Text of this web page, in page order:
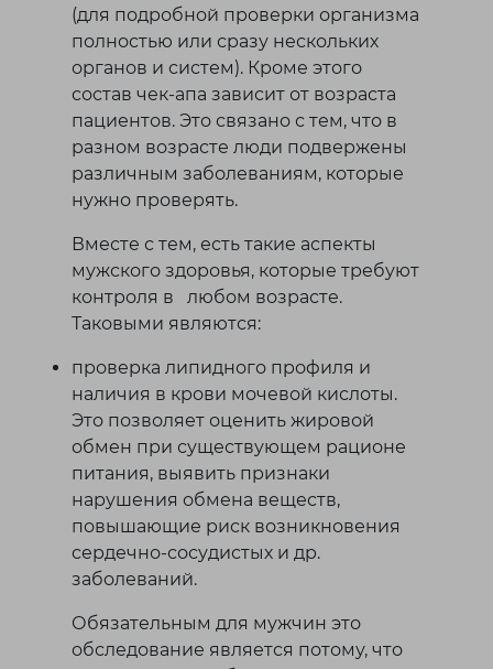
(для подробной проверки организма
полностью или сразу нескольких
органов и систем). Кроме этого
состав чек-апа зависит от возраста
пациентов. Это связано с тем, что в
разном возрасте люди подвержены
различным заболеваниям, которые
нужно проверять.
Вместе с тем, есть такие аспекты
мужского здоровья, которые требуют
контроля в любом возрасте.
Таковыми являются:
проверка липидного профиля и
наличия в крови мочевой кислоты.
Это позволяет оценить жировой
обмен при существующем рационе
питания, выявить признаки
нарушения обмена веществ,
повышающие риск возникновения
сердечно-сосудистых и др.
заболеваний.
Обязательным для мужчин это
обследование является потому, что